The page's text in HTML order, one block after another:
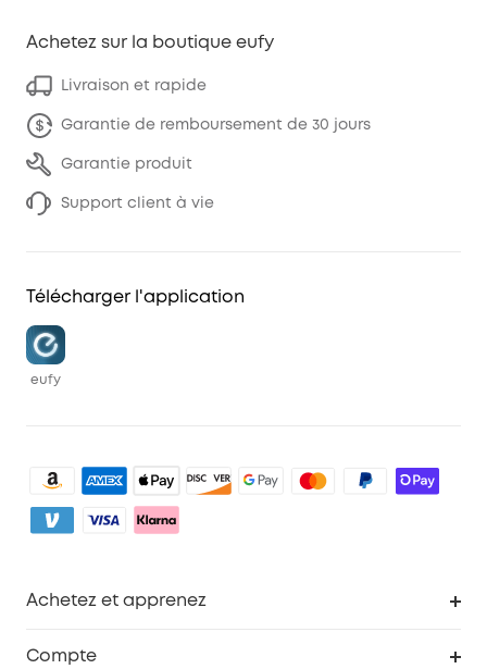
Achetez sur la boutique eufy
Livraison et rapide
Garantie de remboursement de 30 jours
Garantie produit
Support client à vie
Télécharger l'application
eufy
Achetez et apprenez
Compte